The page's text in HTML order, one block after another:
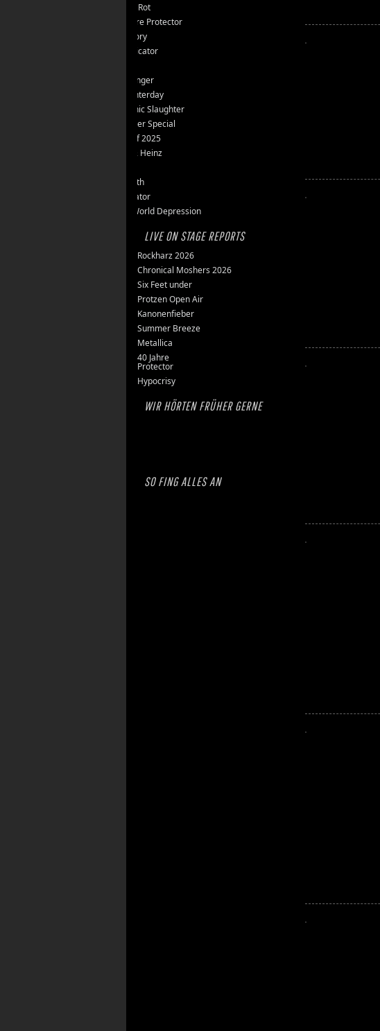
Jungle Rot
40 Jahre Protector
Vomitory
Messticator
Clawfinger
Slaughterday
Teutonic Slaughter
Silvester Special
Best of 2025
Inge & Heinz
Stillbirth
Knorkator
New World Depression
LIVE ON STAGE REPORTS
Rockharz 2026
Chronical Moshers 2026
Six Feet under
Protzen Open Air
Kanonenfieber
Summer Breeze
Metallica
40 Jahre
Protector
Hypocrisy
WIR HÖRTEN FRÜHER GERNE
SO FING ALLES AN